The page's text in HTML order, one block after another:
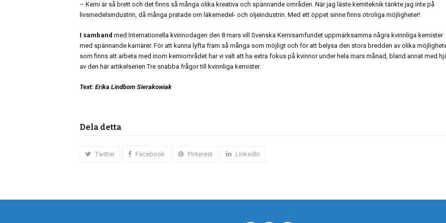
– Kemi är så brett och det finns så många olika kreativa och spännande områden. När jag läste kemiteknik tänkte jag inte på
livsmedelsindustrin, då många pratade om läkemedel- och oljeindustrin. Med ett öppet sinne finns otroliga möjligheter!
I samband med Internationella kvinnodagen den 8 mars vill Svenska Kemisamfundet uppmärksamma några kvinnliga kemister
med spännande karriärer. För att kunna lyfta fram så många som möjligt och för att belysa den stora bredden av olika
som finns att arbeta med inom kemiområdet har vi valt att ha extra fokus på kvinnor under hela mars månad, bland annat med
av den här artikelserien Tre snabba frågor till kvinnliga kemister.
Text: Erika Lindbom Sierakowiak
Dela detta
Twitter Facebook Pinterest LinkedIn